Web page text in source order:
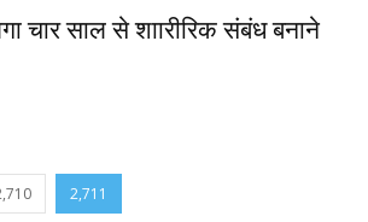
चार साल से शाारीरिक संबंध बनाने
2,711